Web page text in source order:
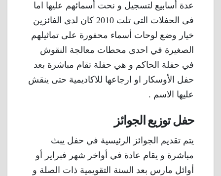
عدة أسابيع لتسجيل و نحت أسمائهم عليها اما
فى الحفلات التى تلت 2010 كان لدى الفائزين
خيار وضع لوحات أسماء محفورة على تماثيلهم
الصغيرة في احدى محطات معالجة النقوش
في حفلة الحاكم و هي حفلة تقام مباشرة بعد
حفل الأوسكار او ارجاعها للاكاديمية حتى ينقش
عليها الاسم .
حفل توزيع الجوائز
يتم تقديم الجوائز الرئيسية في حفل يبث
مباشرة و يقام عادة في أواخر شهر فبراير أو
أوائل مارس بعد السنة التقويمية ذات الصلة و